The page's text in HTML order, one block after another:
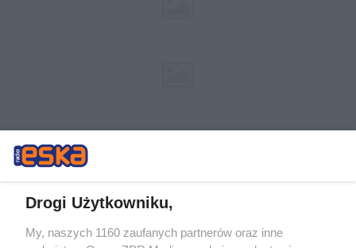
Drogi Użytkowniku,
My, naszych 1160 zaufanych partnerów oraz inne